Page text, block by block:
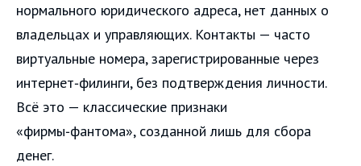
нормального юридического адреса, нет данных о
владельцах и управляющих. Контакты — часто
виртуальные номера, зарегистрированные через
интернет‑филинги, без подтверждения личности.
Всё это — классические признаки
«фирмы‑фантома», созданной лишь для сбора
денег.